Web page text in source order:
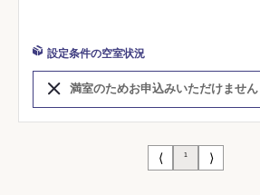
設定条件の空室状況
満室のためお申込みいただけません
⟨ 1 ⟩